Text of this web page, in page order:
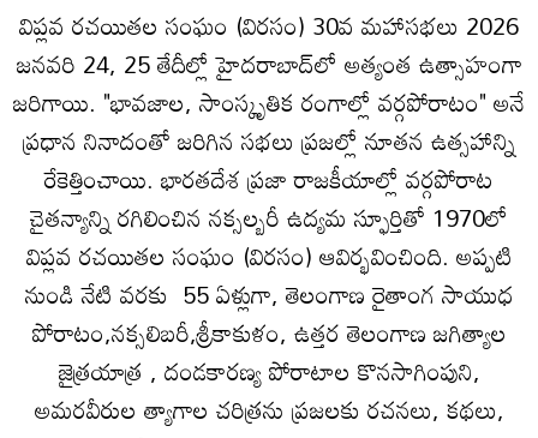
విప్లవ రచయితల సంఘం (విరసం) 30వ మహాసభలు 2026
జనవరి 24, 25 తేదీల్లో హైదరాబాద్‌లో అత్యంత ఉత్సాహంగా
జరిగాయి. "భావజాల, సాంస్కృతిక రంగాల్లో వర్గపోరాటం" అనే
ప్రధాన నినాదంతో జరిగిన సభలు ప్రజల్లో నూతన ఉత్సహాన్ని
రేకెత్తించాయి. భారతదేశ ప్రజా రాజకీయాల్లో వర్గపోరాట
చైతన్యాన్ని రగిలించిన నక్సల్బరీ ఉద్యమ స్ఫూర్తితో 1970లో
విప్లవ రచయితల సంఘం (విరసం) ఆవిర్భవించింది. అప్పటి
నుండి నేటి వరకు 55 ఏళ్లుగా, తెలంగాణ రైతాంగ సాయుధ
పోరాటం,నక్సలిబరీ,శ్రీకాకుళం, ఉత్తర తెలంగాణ జగిత్యాల
జైత్రయాత్ర , దండకారణ్య పోరాటాల కొనసాగింపుని,
అమరవీరుల త్యాగాల చరిత్రను ప్రజలకు రచనలు, కథలు,